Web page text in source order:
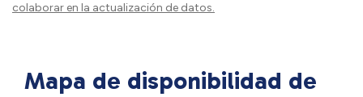
colaborar en la actualización de datos.
Mapa de disponibilidad de